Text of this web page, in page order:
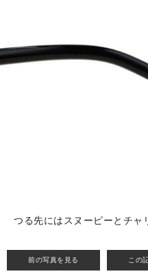
前の写真を見る この
つる先にはスヌーピーとチャ